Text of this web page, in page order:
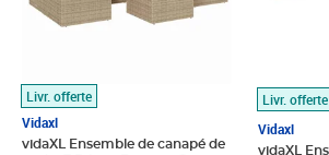
Livr. offerte
Vidaxl
vidaXL Ensemble de canapé de
Livr. offerte
Vidaxl
vidaXL